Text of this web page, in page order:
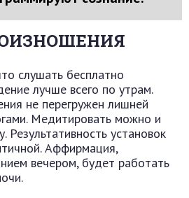
слушать бесплатно
лучше всего по утрам.
не перегружен лишней
Медитировать можно и
Результативность установок
Аффирмация,
вечером, будет работать